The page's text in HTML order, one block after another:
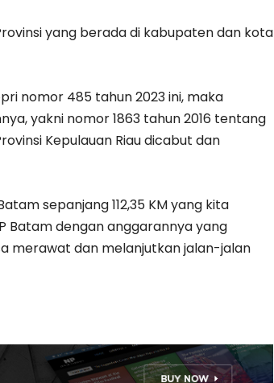
yang berada di kabupaten dan kota
nomor 485 tahun 2023 ini, maka
yakni nomor 1863 tahun 2016 tentang
Kepulauan Riau dicabut dan
sepanjang 112,35 KM yang kita
Batam dengan anggarannya yang
merawat dan melanjutkan jalan-jalan